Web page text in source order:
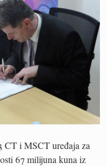
CT i MSCT uređaja za
67 milijuna kuna iz